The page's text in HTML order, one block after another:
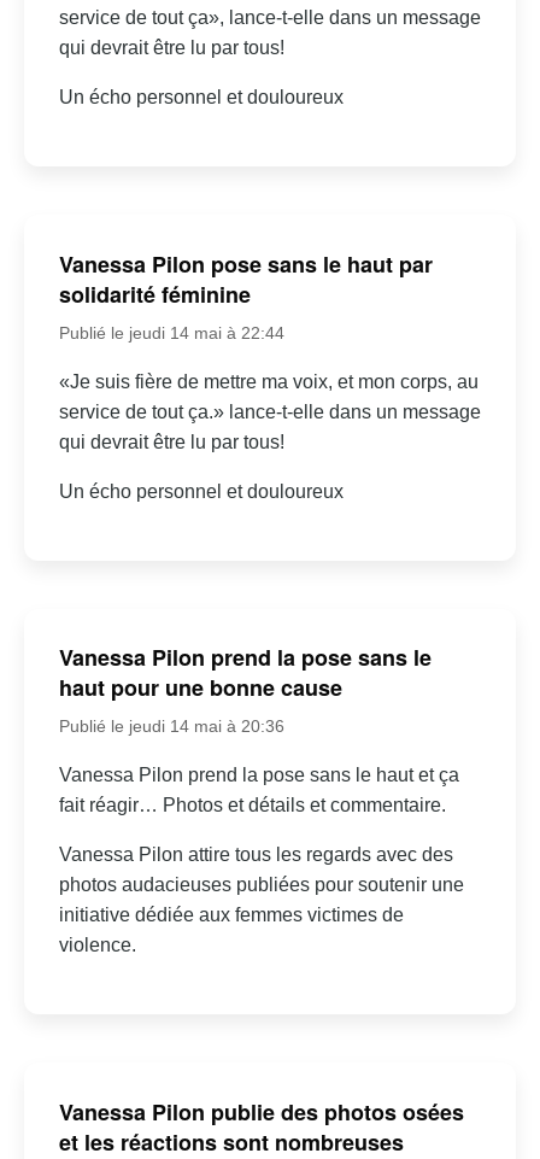
service de tout ça», lance-t-elle dans un message
qui devrait être lu par tous!
Un écho personnel et douloureux
Vanessa Pilon pose sans le haut par
solidarité féminine
Publié le jeudi 14 mai à 22:44
«Je suis fière de mettre ma voix, et mon corps, au
service de tout ça.» lance-t-elle dans un message
qui devrait être lu par tous!
Un écho personnel et douloureux
Vanessa Pilon prend la pose sans le
haut pour une bonne cause
Publié le jeudi 14 mai à 20:36
Vanessa Pilon prend la pose sans le haut et ça
fait réagir… Photos et détails et commentaire.
Vanessa Pilon attire tous les regards avec des
photos audacieuses publiées pour soutenir une
initiative dédiée aux femmes victimes de
violence.
Vanessa Pilon publie des photos osées
et les réactions sont nombreuses